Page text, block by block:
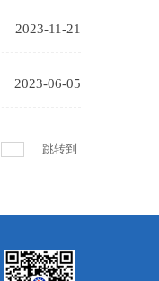
2023-11-21
2023-06-05
跳转到